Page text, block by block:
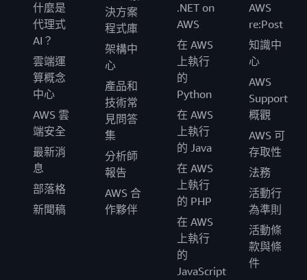
什麼是
代理式
AI？
雲端運
算概念
中心
AWS 雲
端安全
最新消
息
部落格
新聞稿
決方案
程式庫
架構中
心
產品和
技術常
見問答
集
分析師
報告
AWS 合
作夥伴
.NET on
AWS
在 AWS
上執行
的
Python
在 AWS
上執行
的 Java
在 AWS
上執行
的 PHP
在 AWS
上執行
的
JavaScript
AWS
re:Post
知識中
心
AWS
Support
概觀
AWS 可
存取性
法務
活動行
為準則
活動條
款與條
件